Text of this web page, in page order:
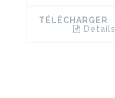
TÉLÉCHARGER
Details